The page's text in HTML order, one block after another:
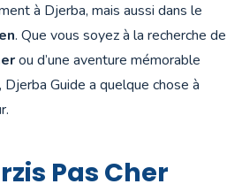
à Djerba, mais aussi dans le
. Que vous soyez à la recherche de
ou d’une aventure mémorable
Guide a quelque chose à
Pas Cher